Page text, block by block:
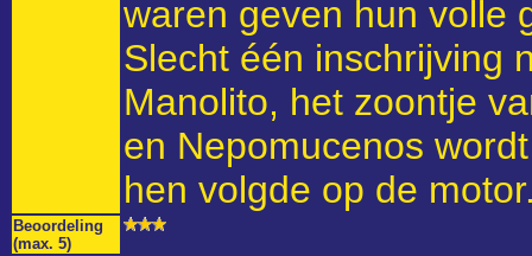
waren geven hun volle
Slecht één inschrijving
Manolito, het zoontje
en Nepomucenos
hen volgde op de
Beoordeling
(max. 5)